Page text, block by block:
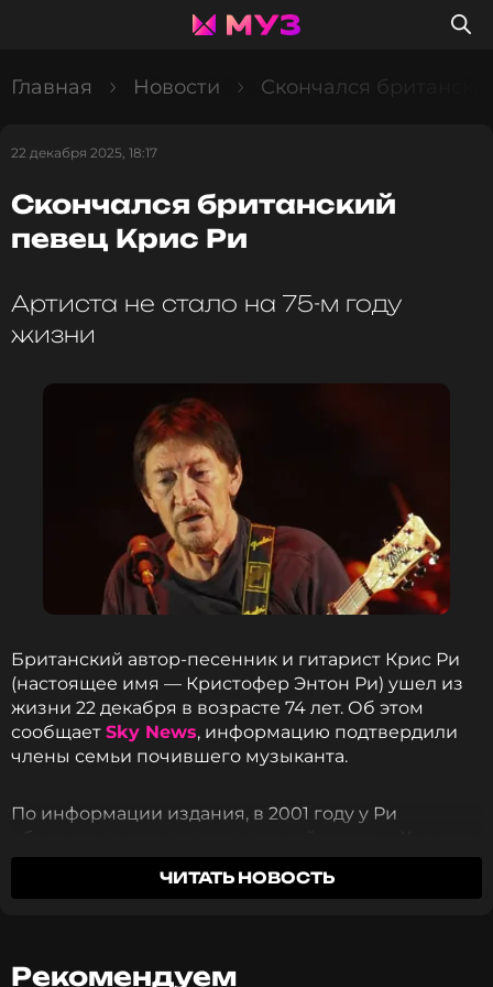
Главная Новости Скончался
22 декабря 2025, 18:17
Скончался британский
певец Крис Ри
Артиста не стало на 75-м году
жизни
Британский автор-песенник и гитарист Крис Ри
(настоящее имя — Кристофер Энтон Ри) ушел из
жизни 22 декабря в возрасте 74 лет. Об этом
сообщает Sky News, информацию подтвердили
члены семьи почившего музыканта.
По информации издания, в 2001 году у Ри
обнаружили рак поджелудочной железы. Хирурги
удалили орган, после чего артист решил
прекратить сотрудничество с крупными
ЧИТАТЬ НОВОСТЬ
Рекомендуем